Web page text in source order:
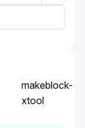
makeblock-
xtool